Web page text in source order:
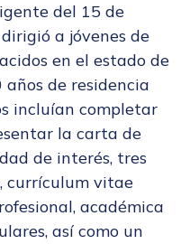
del 15 de
a jóvenes de
en el estado de
años de residencia
incluían completar
la carta de
de interés, tres
currículum vitae
académica
así como un